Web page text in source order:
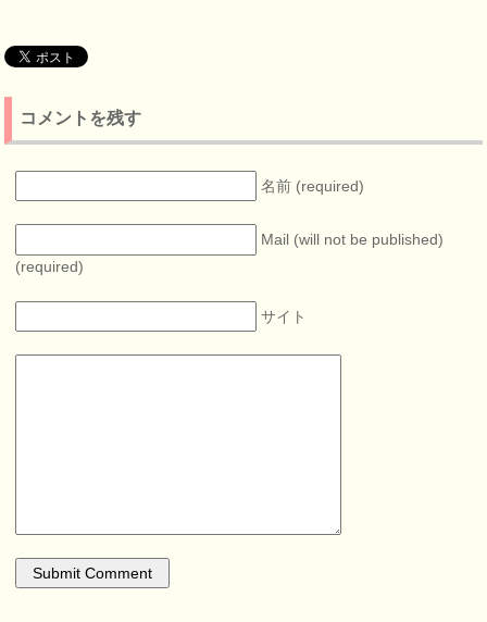
コメントを残す
名前 (required)
Mail (will not be published)
(required)
サイト